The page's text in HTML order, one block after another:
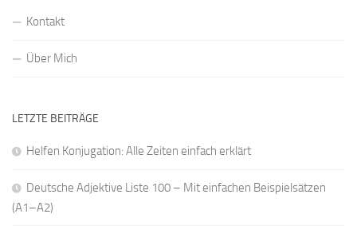
Kontakt
Über Mich
LETZTE BEITRÄGE
Helfen Konjugation: Alle Zeiten einfach erklärt
Deutsche Adjektive Liste 100 – Mit einfachen Beispielsätzen
(A1–A2)